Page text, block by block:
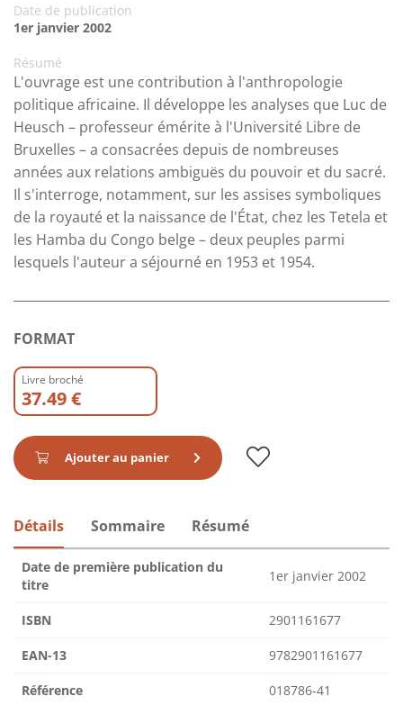
Date de publication
1er janvier 2002
Résumé
L'ouvrage est une contribution à l'anthropologie
politique africaine. Il développe les analyses que Luc de
Heusch – professeur émérite à l'Université Libre de
Bruxelles – a consacrées depuis de nombreuses
années aux relations ambiguës du pouvoir et du sacré.
Il s'interroge, notamment, sur les assises symboliques
de la royauté et la naissance de l'État, chez les Tetela et
les Hamba du Congo belge – deux peuples parmi
lesquels l'auteur a séjourné en 1953 et 1954.
FORMAT
Livre broché
37.49 €
Ajouter au panier
Détails Sommaire Résumé
Date de première publication du
titre
1er janvier 2002
ISBN 2901161677
EAN-13 9782901161677
Référence 018786-41